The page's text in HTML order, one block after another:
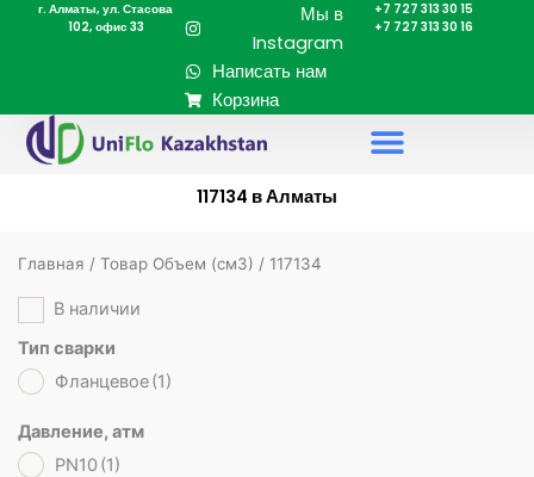
Перейтиг. Алматы, ул. Стасова
102, офис 33
Мы в
Instagram
Написать нам
Корзина
+7 727 313 30 15
+7 727 313 30 16
117134 в Алматы
Главная / Товар Объем (cм3) / 117134
В наличии
Тип сварки
Фланцевое(1)
Давление, атм
PN10(1)